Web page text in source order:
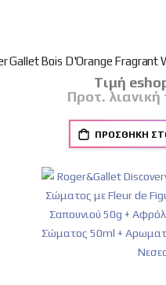
Gallet Bois D'Orange
Tιμή
Προτ. λιανική
ΠΡΟΣΘΉΚΗ